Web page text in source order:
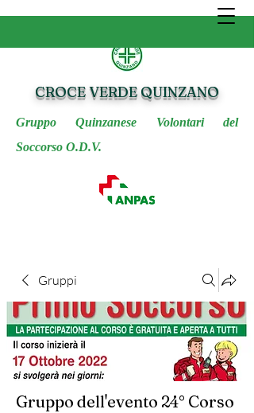
CROCE VERDE QUINZANO
Gruppo Quinzanese Volontari del
Soccorso O.D.V.
Gruppi
Gruppo dell'evento 24° Corso